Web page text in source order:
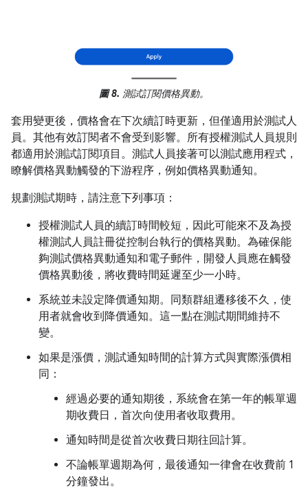
圖 8. 測試訂閱價格異動。
套用變更後，價格會在下次續訂時更新，但僅適用於測試人
員。其他有效訂閱者不會受到影響。所有授權測試人員規則
都適用於測試訂閱項目。測試人員接著可以測試應用程式，
瞭解價格異動觸發的下游程序，例如價格異動通知。
規劃測試期時，請注意下列事項：
授權測試人員的續訂時間較短，因此可能來不及為授
權測試人員註冊從控制台執行的價格異動。為確保能
夠測試價格異動通知和電子郵件，開發人員應在觸發
價格異動後，將收費時間延遲至少一小時。
系統並未設定降價通知期。同類群組遷移後不久，使
用者就會收到降價通知。這一點在測試期間維持不
變。
如果是漲價，測試通知時間的計算方式與實際漲價相
同：
經過必要的通知期後，系統會在第一年的帳單週
期收費日，首次向使用者收取費用。
通知時間是從首次收費日期往回計算。
不論帳單週期為何，最後通知一律會在收費前 1
分鐘發出。